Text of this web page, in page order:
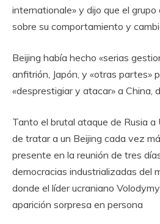
internationale» y dijo que el
sobre su comportamiento y
Beijing había hecho «serias
anfitrión, Japón, y «otras partes»
«desprestigiar y atacar» a China,
Tanto el brutal ataque de Rusia a
de tratar a un Beijing cada vez
presente en la reunión de tres
democracias industrializadas del
donde el líder ucraniano
aparición sorpresa en persona